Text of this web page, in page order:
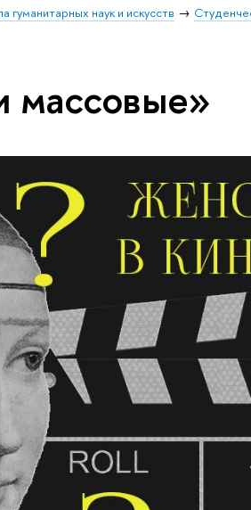
гуманитарных наук и искусств
массовые»